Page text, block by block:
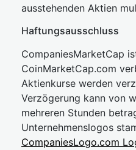
ausstehenden Aktien
Haftungsausschluss
CompaniesMarketCap
CoinMarketCap.com
Aktienkurse werden
Verzögerung kann von
mehreren Stunden
Unternehmenslogos
CompaniesLogo.com